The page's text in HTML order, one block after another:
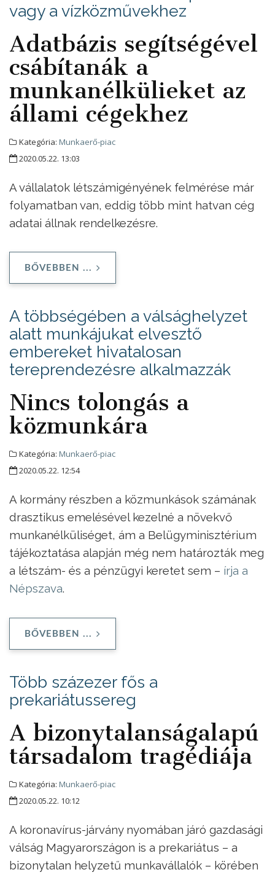
vagy a vízközművekhez
Adatbázis segítségével
csábítanák a
munkanélkülieket az
állami cégekhez
Kategória: Munkaerő-piac
2020.05.22. 13:03
A vállalatok létszámigényének felmérése már
folyamatban van, eddig több mint hatvan cég
adatai állnak rendelkezésre.
BŐVEBBEN ...
A többségében a válsághelyzet
alatt munkájukat elvesztő
embereket hivatalosan
tereprendezésre alkalmazzák
Nincs tolongás a
közmunkára
Kategória: Munkaerő-piac
2020.05.22. 12:54
A kormány részben a közmunkások számának
drasztikus emelésével kezelné a növekvő
munkanélküliséget, ám a Belügyminisztérium
tájékoztatása alapján még nem határozták meg
a létszám- és a pénzügyi keretet sem – írja a
Népszava.
BŐVEBBEN ...
Több százezer fős a
prekariátussereg
A bizonytalanságalapú
társadalom tragédiája
Kategória: Munkaerő-piac
2020.05.22. 10:12
A koronavírus-járvány nyomában járó gazdasági
válság Magyarországon is a prekariátus – a
bizonytalan helyzetű munkavállalók – körében